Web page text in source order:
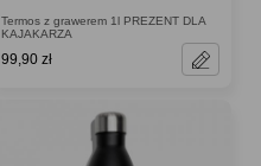
Termos z grawerem 1l PREZENT DLA
KAJAKARZA
99,90 zł